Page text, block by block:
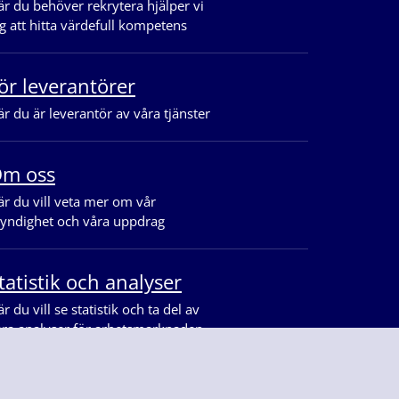
du behöver rekrytera hjälper vi
att hitta värdefull kompetens
leverantörer
du är leverantör av våra tjänster
oss
du vill veta mer om vår
och våra uppdrag
och analyser
du vill se statistik och ta del av
analyser för arbetsmarknaden